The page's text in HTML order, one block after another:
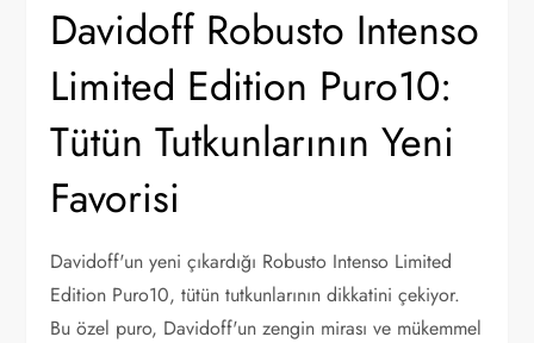
Davidoff Robusto Intenso
Limited Edition Puro10:
Tütün Tutkunlarının Yeni
Favorisi
Davidoff'un yeni çıkardığı Robusto Intenso Limited
Edition Puro10, tütün tutkunlarının dikkatini çekiyor.
Bu özel puro, Davidoff'un zengin mirası ve mükemmel